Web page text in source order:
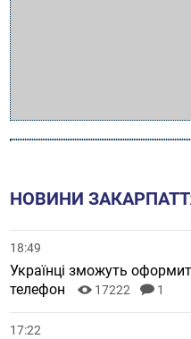
НОВИНИ
18:49
Українці зможуть
телефон
17222 1
17:22